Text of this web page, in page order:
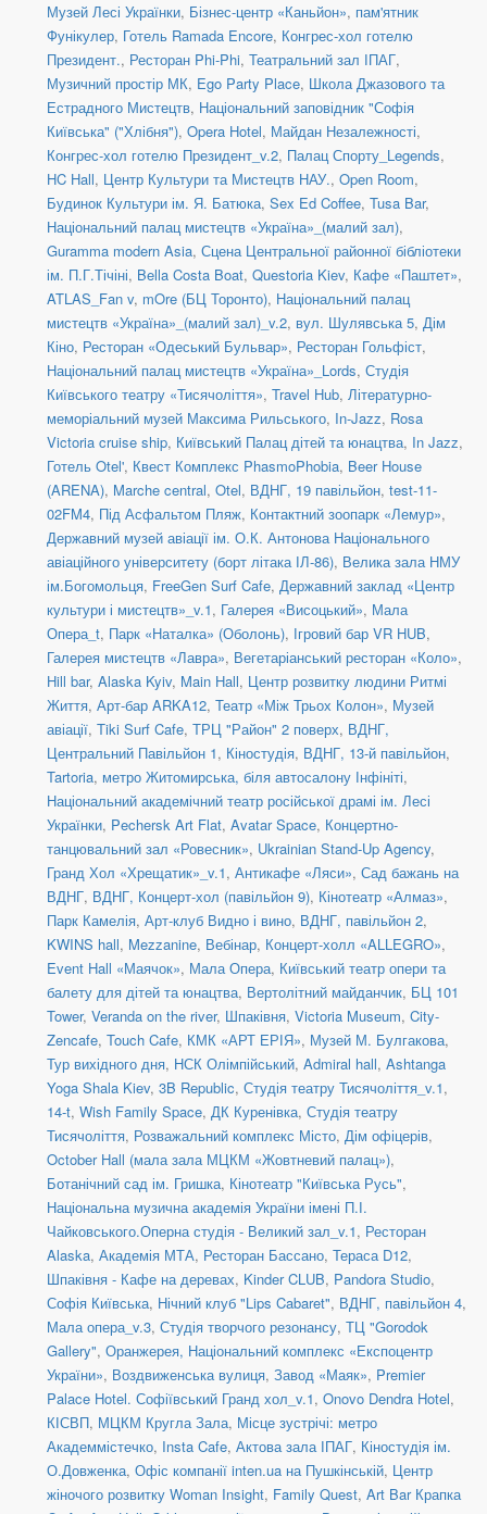
Музей Лесі Українки, Бізнес-центр «Каньйон», пам'ятник
Фунікулер, Готель Ramada Encore, Конгрес-хол готелю
Президент., Ресторан Phi-Phi, Театральний зал ІПАГ,
Музичний простір МК, Ego Party Place, Школа Джазового та
Естрадного Мистецтв, Національний заповідник "Софія
Київська" ("Хлібня"), Opera Hotel, Майдан Незалежності,
Конгрес-хол готелю Президент_v.2, Палац Спорту_Legends,
HC Hall, Центр Культури та Мистецтв НАУ., Open Room,
Будинок Культури ім. Я. Батюка, Sex Ed Coffee, Tusa Bar,
Національний палац мистецтв «Україна»_(малий зал),
Guramma modern Asia, Сцена Центральної районної бібліотеки
ім. П.Г.Тічіні, Bella Costa Boat, Questoria Kiev, Кафе «Паштет»,
ATLAS_Fan v, mOre (БЦ Торонто), Національний палац
мистецтв «Україна»_(малий зал)_v.2, вул. Шулявська 5, Дім
Кіно, Ресторан «Одеський Бульвар», Ресторан Гольфіст,
Національний палац мистецтв «Україна»_Lords, Студія
Київського театру «Тисячоліття», Travel Hub, Літературно-
меморіальний музей Максима Рильського, In-Jazz, Rosa
Victoria cruise ship, Київський Палац дітей та юнацтва, In Jazz,
Готель Otel', Квест Комплекс PhasmoPhobia, Beer House
(ARENA), Marche central, Otel, ВДНГ, 19 павільйон, test-11-
02FM4, Під Асфальтом Пляж, Контактний зоопарк «Лемур»,
Державний музей авіації ім. О.К. Антонова Національного
авіаційного університету (борт літака ІЛ-86), Велика зала НМУ
ім.Богомольця, FreeGen Surf Cafe, Державний заклад «Центр
культури і мистецтв»_v.1, Галерея «Висоцький», Мала
Опера_t, Парк «Наталка» (Оболонь), Ігровий бар VR HUB,
Галерея мистецтв «Лавра», Вегетаріанський ресторан «Коло»,
Hill bar, Alaska Kyiv, Main Hall, Центр розвитку людини Ритмі
Життя, Арт-бар ARKA12, Театр «Між Трьох Колон», Музей
авіації, Tiki Surf Cafe, ТРЦ "Район" 2 поверх, ВДНГ,
Центральний Павільйон 1, Кіностудія, ВДНГ, 13-й павільйон,
Tartoria, метро Житомирська, біля автосалону Інфініті,
Національний академічний театр російської драмі ім. Лесі
Українки, Pechersk Art Flat, Avatar Space, Концертно-
танцювальний зал «Ровесник», Ukrainian Stand-Up Agency,
Гранд Хол «Хрещатик»_v.1, Антикафе «Ляси», Сад бажань на
ВДНГ, ВДНГ, Концерт-хол (павільйон 9), Кінотеатр «Алмаз»,
Парк Камелія, Арт-клуб Видно і вино, ВДНГ, павільйон 2,
KWINS hall, Mezzanine, Вебінар, Концерт-холл «ALLEGRO»,
Event Hall «Маячок», Мала Опера, Київський театр опери та
балету для дітей та юнацтва, Вертолітний майданчик, БЦ 101
Tower, Veranda on the river, Шпаківня, Victoria Museum, City-
Zencafe, Touch Cafe, КМК «АРТ ЕРІЯ», Музей М. Булгакова,
Тур вихідного дня, НСК Олімпійський, Admiral hall, Ashtanga
Yoga Shala Kiev, 3B Republic, Студія театру Тисячоліття_v.1,
14-t, Wish Family Space, ДК Куренівка, Студія театру
Тисячоліття, Розважальний комплекс Місто, Дім офіцерів,
October Hall (мала зала МЦКМ «Жовтневий палац»),
Ботанічний сад ім. Гришка, Кінотеатр "Київська Русь",
Національна музична академія України імені П.І.
Чайковського.Оперна студія - Великий зал_v.1, Ресторан
Alaska, Академія МТА, Ресторан Бассано, Тераса D12,
Шпаківня - Кафе на деревах, Kinder CLUB, Pandora Studio,
Софія Київська, Нічний клуб "Lips Cabaret", ВДНГ, павільйон 4,
Мала опера_v.3, Студія творчого резонансу, ТЦ "Gorodok
Gallery", Оранжерея, Національний комплекс «Експоцентр
України», Воздвиженська вулиця, Завод «Маяк», Premier
Palace Hotel. Софіївський Гранд хол_v.1, Onovo Dendra Hotel,
КІСВП, МЦКМ Кругла Зала, Місце зустрічі: метро
Академмістечко, Insta Cafe, Актова зала ІПАГ, Кіностудія ім.
О.Довженка, Офіс компанії inten.ua на Пушкінській, Центр
жіночого розвитку Woman Insight, Family Quest, Art Bar Крапка